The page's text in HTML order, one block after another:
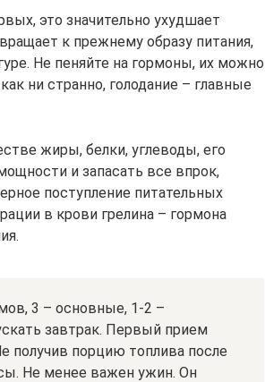
это значительно ухудшает
к прежнему образу питания,
Не пеняйте на гормоны, их можно
ни странно, голодание – главные
жиры, белки, углеводы, его
и запасать все впрок,
поступление питательных
в крови грелина – гормона
3 – основные, 1-2 –
завтрак. Первый прием
получив порцию топлива после
Не менее важен ужин. Он